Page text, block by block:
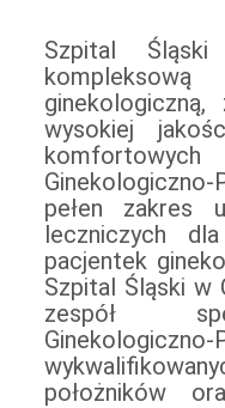
Szpital
ginekologiczną,
wysokiej
pełen zakres
leczniczych
pacjentek
Szpital Śląski w
zespół
położników
którzy dbają o
nad
porodowe:
wyposażonymi
poród, taki
drabinki. Sale
warunki dla
obecności osoby
porodu. Wysokie
Oddział
się bardzo
W 2019
pozytywnie
94,1% opiekę
pacjentek
Śląskiego.
towarzyszącej
Szpital
cesarskiego